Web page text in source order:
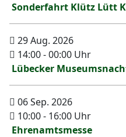
Sonderfahrt Klütz Lütt
29 Aug. 2026
14:00-00:00 Uhr
Lübecker
06 Sep. 2026
10:00- 16:00 Uhr
Ehrenamtsmesse